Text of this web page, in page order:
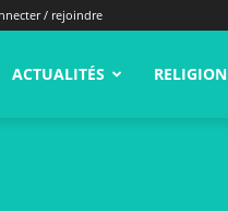
/ rejoindre
ACTUALITÉS RELIGION